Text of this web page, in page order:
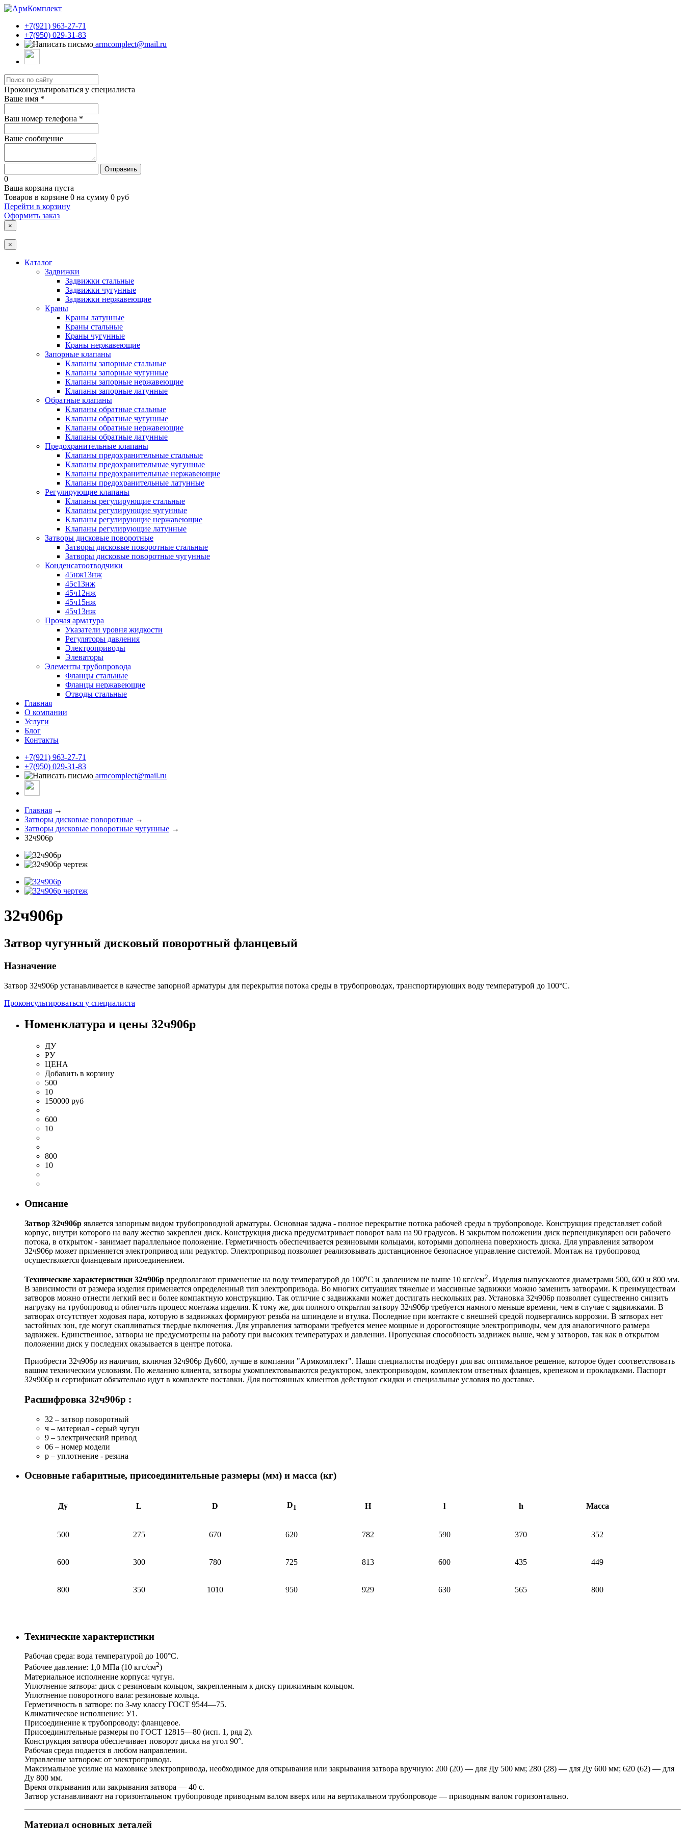
+7(921) 963-27-71
+7(950) 029-31-83
armcomplect@mail.ru
Проконсультироваться у специалиста
Ваше имя *
Ваш номер телефона *
Ваше сообщение
Отправить
0
Ваша корзина пуста
Товаров в корзине 0 на сумму 0 руб
Перейти в корзину
Оформить заказ
×
×
Каталог
Задвижки
Задвижки стальные
Задвижки чугунные
Задвижки нержавеющие
Краны
Краны латунные
Краны стальные
Краны чугунные
Краны нержавеющие
Запорные клапаны
Клапаны запорные стальные
Клапаны запорные чугунные
Клапаны запорные нержавеющие
Клапаны запорные латунные
Обратные клапаны
Клапаны обратные стальные
Клапаны обратные чугунные
Клапаны обратные нержавеющие
Клапаны обратные латунные
Предохранительные клапаны
Клапаны предохранительные стальные
Клапаны предохранительные чугунные
Клапаны предохранительные нержавеющие
Клапаны предохранительные латунные
Регулирующие клапаны
Клапаны регулирующие стальные
Клапаны регулирующие чугунные
Клапаны регулирующие нержавеющие
Клапаны регулирующие латунные
Затворы дисковые поворотные
Затворы дисковые поворотные стальные
Затворы дисковые поворотные чугунные
Конденсатоотводчики
45нж13нж
45с13нж
45ч12нж
45ч15нж
45ч13нж
Прочая арматура
Указатели уровня жидкости
Регуляторы давления
Электроприводы
Элеваторы
Элементы трубопровода
Фланцы стальные
Фланцы нержавеющие
Отводы стальные
Главная
О компании
Услуги
Блог
Контакты
+7(921) 963-27-71
+7(950) 029-31-83
armcomplect@mail.ru
Главная →
Затворы дисковые поворотные →
Затворы дисковые поворотные чугунные →
32ч906р
32ч906р
Затвор чугунный дисковый поворотный фланцевый
Назначение
Затвор 32ч906р устанавливается в качестве запорной арматуры для перекрытия потока среды в трубопроводах, транспортирующих воду температурой до 100°С.
Проконсультироваться у специалиста
Номенклатура и цены 32ч906р
ДУ
РУ
ЦЕНА
Добавить в корзину
500
10
150000 руб
600
10
800
10
Описание
Затвор 32ч906р является запорным видом трубопроводной арматуры. Основная задача - полное перекрытие потока рабочей среды в трубопроводе. Конструкция представляет собой
корпус, внутри которого на валу жестко закреплен диск. Конструкция диска предусматривает поворот вала на 90 градусов. В закрытом положении диск перпендикулярен оси рабочего
потока, в открытом - занимает параллельное положение. Герметичность обеспечивается резиновыми кольцами, которыми дополнена поверхность диска. Для управления затвором
32ч906р может применяется электропривод или редуктор. Электропривод позволяет реализовывать дистанционное безопасное управление системой. Монтаж на трубопровод
осуществляется фланцевым присоединением.
Технические характеристики 32ч906р предполагают применение на воду температурой до 100оС и давлением не выше 10 кгс/см2. Изделия выпускаются диаметрами 500, 600 и 800 мм.
В зависимости от размера изделия применяется определенный тип электропривода. Во многих ситуациях тяжелые и массивные задвижки можно заменить затворами. К преимуществам
затворов можно отнести легкий вес и более компактную конструкцию. Так отличие с задвижками может достигать нескольких раз. Установка 32ч906р позволяет существенно снизить
нагрузку на трубопровод и облегчить процесс монтажа изделия. К тому же, для полного открытия затвору 32ч906р требуется намного меньше времени, чем в случае с задвижками. В
затворах отсутствует ходовая пара, которую в задвижках формируют резьба на шпинделе и втулка. Последние при контакте с внешней средой подвергались коррозии. В затворах нет
застойных зон, где могут скапливаться твердые включения. Для управления затворами требуется менее мощные и дорогостоящие электроприводы, чем для аналогичного размера
задвижек. Единственное, затворы не предусмотрены на работу при высоких температурах и давлении. Пропускная способность задвижек выше, чем у затворов, так как в открытом
положении диск у последних оказывается в центре потока.
Приобрести 32ч906р из наличия, включая 32ч906р Ду600, лучше в компании "Армкомплект". Наши специалисты подберут для вас оптимальное решение, которое будет соответствовать
вашим техническим условиям. По желанию клиента, затворы укомплектовываются редуктором, электроприводом, комплектом ответных фланцев, крепежом и прокладками. Паспорт
32ч906р и сертификат обязательно идут в комплекте поставки. Для постоянных клиентов действуют скидки и специальные условия по доставке.
Расшифровка 32ч906р :
32 – затвор поворотный
ч – материал - серый чугун
9 – электрический привод
06 – номер модели
р – уплотнение - резина
Основные габаритные, присоединительные размеры (мм) и масса (кг)
Ду L D D1 Н l h Масса
500 275 670 620 782 590 370 352
600 300 780 725 813 600 435 449
800 350 1010 950 929 630 565 800
Технические характеристики
Рабочая среда: вода температурой до 100°С.
Рабочее давление: 1,0 МПа (10 кгс/см2)
Материальное исполнение корпуса: чугун.
Уплотнение затвора: диск с резиновым кольцом, закрепленным к диску прижимным кольцом.
Уплотнение поворотного вала: резиновые кольца.
Герметичность в затворе: по 3-му классу ГОСТ 9544—75.
Климатическое исполнение: У1.
Присоединение к трубопроводу: фланцевое.
Присоединительные размеры по ГОСТ 12815—80 (исп. 1, ряд 2).
Конструкция затвора обеспечивает поворот диска на угол 90°.
Рабочая среда подается в любом направлении.
Управление затвором: от электропривода.
Максимальное усилие на маховике электропривода, необходимое для открывания или закрывания затвора вручную: 200 (20) — для Ду 500 мм; 280 (28) — для Ду 600 мм; 620 (62) — для
Ду 800 мм.
Время открывания или закрывания затвора — 40 с.
Затвор устанавливают на горизонтальном трубопроводе приводным валом вверх или на вертикальном трубопроводе — приводным валом горизонтально.
Материал основных деталей